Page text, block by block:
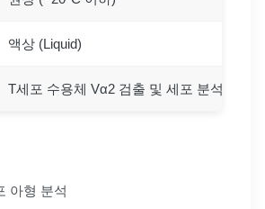
액상 (Liquid)
T세포 수용체 Vα2 검출 및 세포 분석
아형 분석